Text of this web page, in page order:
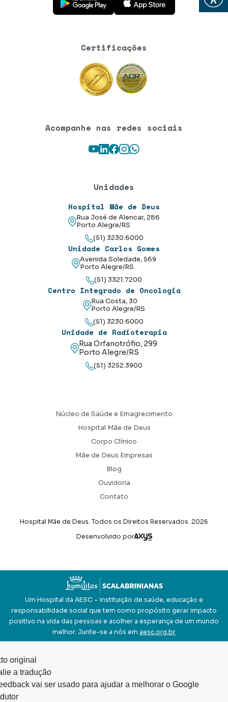
Certificações
Acompanhe nas redes sociais
Youtube
LinkedIn
Facebook
Instagram
WhatsApp
Unidades
Hospital Mãe de Deus
Rua José de Alencar, 286
Porto Alegre/RS
(51) 3230.6000
Unidade Carlos Gomes
Avenida Soledade, 569
Porto Alegre/RS
(51) 3321.7200
Centro Integrado de Oncologia
Rua Costa, 30
Porto Alegre/RS
(51) 3230.6000
Unidade de Radioterapia
Rua Orfanotrófio, 299
Porto Alegre/RS
(51) 3252.3900
Núcleo de Saúde e Emagrecimento
Hospital Mãe de Deus
Corpo Clínico
Mãe de Deus Empresas
Blog
Ouvidoria
Contato
Hospital Mãe de Deus. Todos os Direitos Reservados. 2026
Desenvolvido por
Axysweb
Um Hospital da AESC – instituição de saúde, educação e
responsabilidade social que tem como propósito gerar impacto
positivo na vida das pessoas e acolher a esperança de um mundo
melhor. Junte-se a nós em aesc.org.br
original
a tradução
vai ser usado para ajudar a melhorar o Google